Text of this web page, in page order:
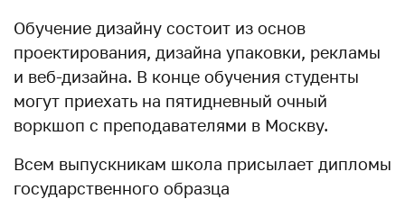
Обучение дизайну состоит из основ
проектирования, дизайна упаковки, рекламы
и веб-дизайна. В конце обучения студенты
могут приехать на пятидневный очный
воркшоп с преподавателями в Москву.
Всем выпускникам школа присылает дипломы
государственного образца